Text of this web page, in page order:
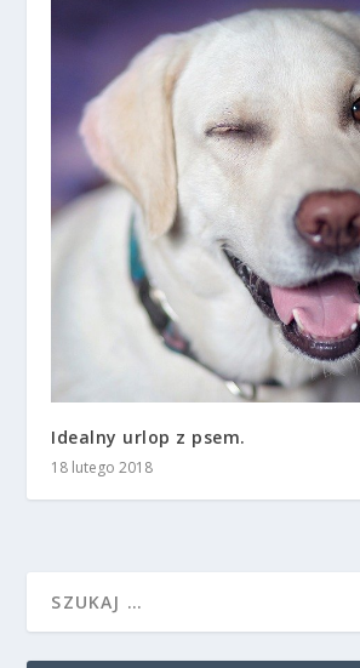
Idealny urlop z psem.
18 lutego 2018